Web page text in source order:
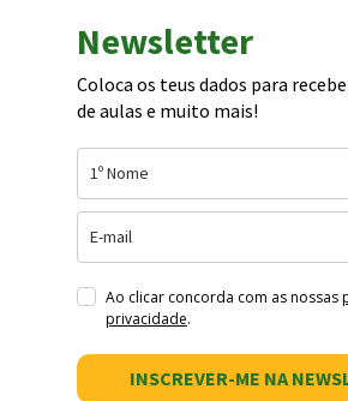
Newsletter
Coloca os teus dados para
de aulas e muito mais!
Ao clicar concorda com as nossas
privacidade.
INSCREVER-ME NA